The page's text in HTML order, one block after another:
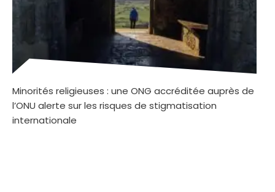
Minorités religieuses : une ONG accréditée auprès de
l’ONU alerte sur les risques de stigmatisation
internationale